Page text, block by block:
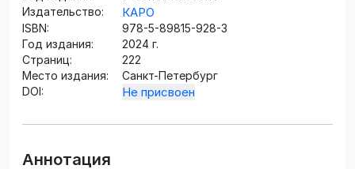
Издательство:
КАРО
ISBN:
978-5-89815-928-3
Год издания:
2024 г.
Страниц:
222
Место издания:
Санкт-Петербург
DOI:
Не присвоен
Аннотация